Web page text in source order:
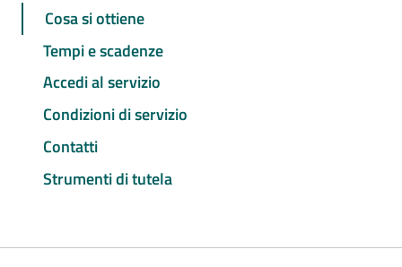
Cosa si ottiene
Tempi e scadenze
Accedi al servizio
Condizioni di servizio
Contatti
Strumenti di tutela